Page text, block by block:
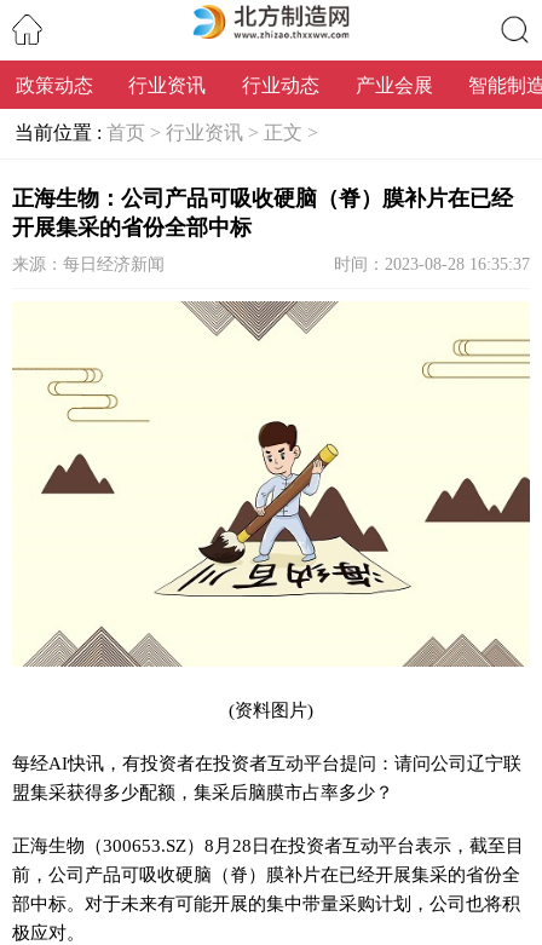
搜索
政策动态 行业资讯 行业动态 产业会展 智能制
当前位置 : 首页 > 行业资讯 > 正文 >
正海生物：公司产品可吸收硬脑（脊）膜补片在已经
开展集采的省份全部中标
来源：每日经济新闻 时间：2023-08-28 16:35:37
(资料图片)
每经AI快讯，有投资者在投资者互动平台提问：请问公司辽宁联
盟集采获得多少配额，集采后脑膜市占率多少？
正海生物（300653.SZ）8月28日在投资者互动平台表示，截至目
前，公司产品可吸收硬脑（脊）膜补片在已经开展集采的省份全
部中标。对于未来有可能开展的集中带量采购计划，公司也将积
极应对。